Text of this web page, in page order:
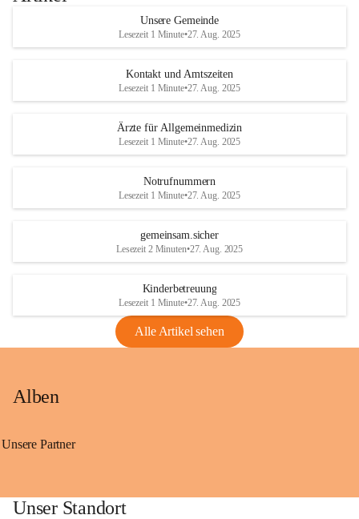
Unsere Gemeinde
Lesezeit 1 Minute•27. Aug. 2025
Kontakt und Amtszeiten
Lesezeit 1 Minute•27. Aug. 2025
Ärzte für Allgemeinmedizin
Lesezeit 1 Minute•27. Aug. 2025
Notrufnummern
Lesezeit 1 Minute•27. Aug. 2025
gemeinsam.sicher
Lesezeit 2 Minuten•27. Aug. 2025
Kinderbetreuung
Lesezeit 1 Minute•27. Aug. 2025
Alle Artikel sehen
Alben
Unsere Partner
Unser Standort